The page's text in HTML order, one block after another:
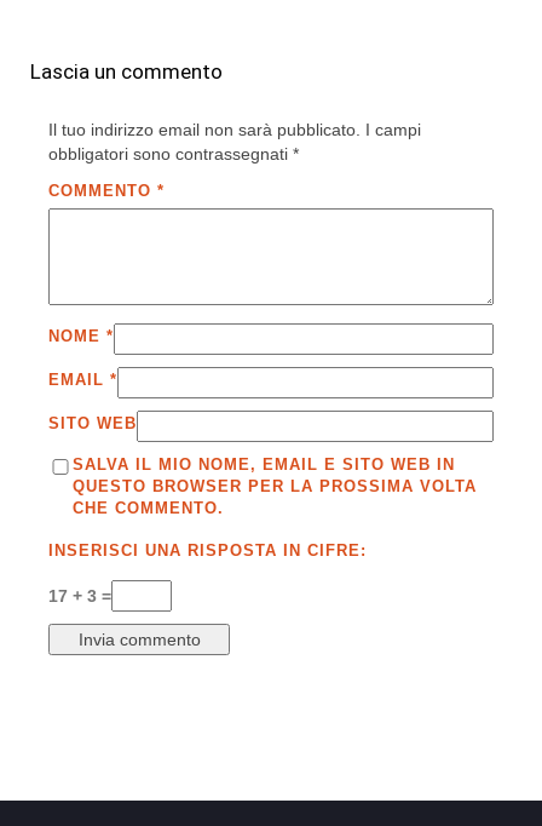
Lascia un commento
Il tuo indirizzo email non sarà pubblicato. I campi
obbligatori sono contrassegnati *
COMMENTO *
NOME *
EMAIL *
SITO WEB
SALVA IL MIO NOME, EMAIL E SITO WEB IN
QUESTO BROWSER PER LA PROSSIMA VOLTA
CHE COMMENTO.
INSERISCI UNA RISPOSTA IN CIFRE:
17 + 3 =